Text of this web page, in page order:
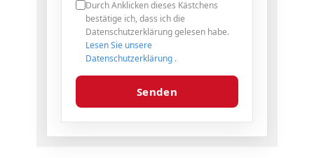
Durch Anklicken dieses Kästchens
bestätige ich, dass ich die
Datenschutzerklärung gelesen habe.
Lesen Sie unsere
Datenschutzerklärung .
Senden